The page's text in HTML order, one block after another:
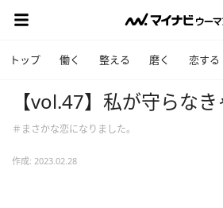
トップ 働く 整える 磨く 恋する
【vol.47】私が守らなき
＃まさかな恋になりました。
作成: 2023.02.28